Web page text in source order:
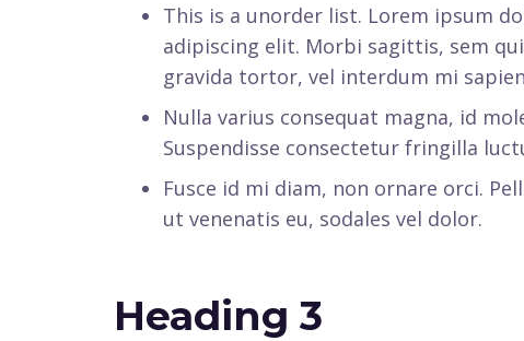
This is a unorder list. Lorem ipsum
adipiscing elit. Morbi sagittis, sem
gravida tortor, vel interdum mi
Nulla varius consequat magna, id
Suspendisse consectetur fringilla
Fusce id mi diam, non ornare orci.
ut venenatis eu, sodales vel dolor.
Heading 3